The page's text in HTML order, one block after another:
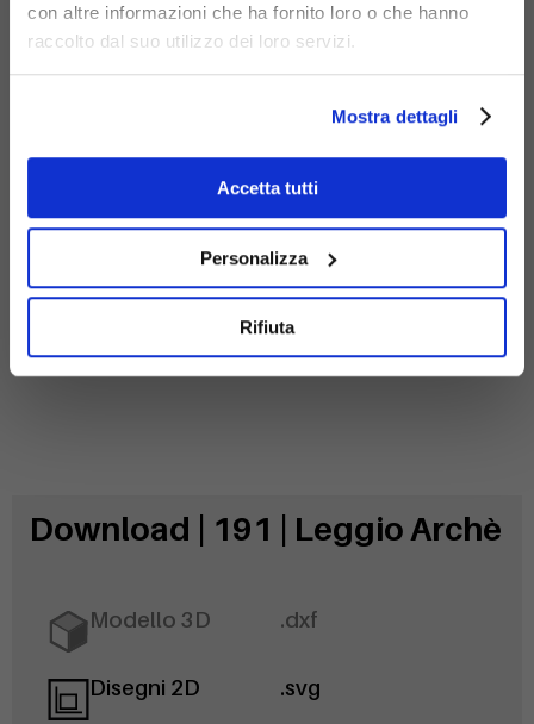
con altre informazioni che ha fornito loro o che hanno
raccolto dal suo utilizzo dei loro servizi.
Mostra dettagli
Accetta tutti
Personalizza
Rifiuta
Materiali
Policarbonato
compatto
Acciaio
zincato
Download | 191 | Leggio Archè
Modello 3D .dxf
Disegni 2D .svg